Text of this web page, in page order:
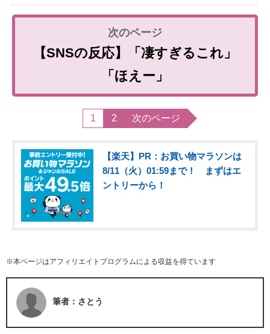
【SNSの反応】「凄すぎるこれ」
「ほえー」
1 2 次のページ
【楽天】PR：お買い物マラソンは
8/11（火）01:59まで！ まずはエ
ントリーから！
※本ページはアフィリエイトプログラムによる収益を得ています
筆者：さとう